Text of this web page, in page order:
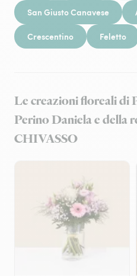
San Giusto Canavese
Crescentino Feletto
Le creazioni floreali di
Perino Daniela e della
CHIVASSO